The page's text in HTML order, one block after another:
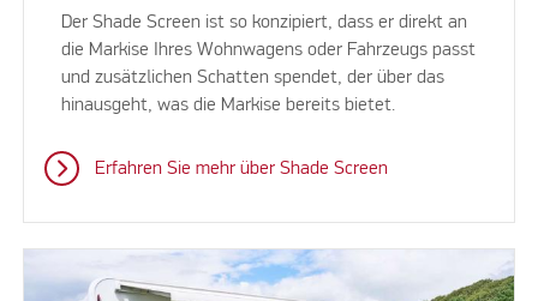
Der Shade Screen ist so konzipiert, dass er direkt an
die Markise Ihres Wohnwagens oder Fahrzeugs passt
und zusätzlichen Schatten spendet, der über das
hinausgeht, was die Markise bereits bietet.
Erfahren Sie mehr über Shade Screen